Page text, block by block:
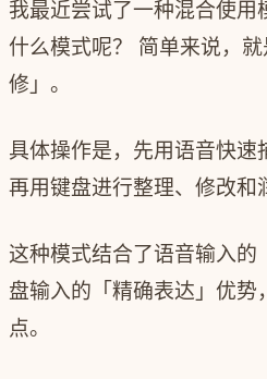
我最近尝试了一种混合使用
什么模式呢？ 简单来说，
修」。
具体操作是，先用语音快速
再用键盘进行整理、修改和
这种模式结合了语音输入的
盘输入的「精确表达」优势
点。